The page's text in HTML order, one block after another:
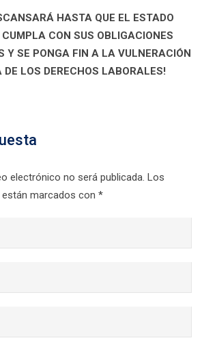
HASTA QUE EL ESTADO
CON SUS OBLIGACIONES
Y SE PONGA FIN A LA VULNERACIÓN
LOS DERECHOS LABORALES!
electrónico no será publicada. Los
marcados con *